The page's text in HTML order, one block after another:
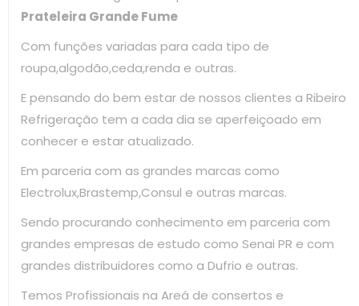
Prateleira Grande Fume
Com funções variadas para cada tipo de
roupa,algodão,ceda,renda e outras.
E pensando do bem estar de nossos clientes a Ribeiro
Refrigeração tem a cada dia se aperfeiçoado em
conhecer e estar atualizado.
Em parceria com as grandes marcas como
Electrolux,Brastemp,Consul e outras marcas.
Sendo procurando conhecimento em parceria com
grandes empresas de estudo como Senai PR e com
grandes distribuidores como a Dufrio e outras.
Temos Profissionais na Areá de consertos e